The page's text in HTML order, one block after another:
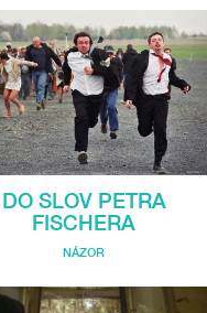
DO SLOV PETRA
FISCHERA
NÁZOR